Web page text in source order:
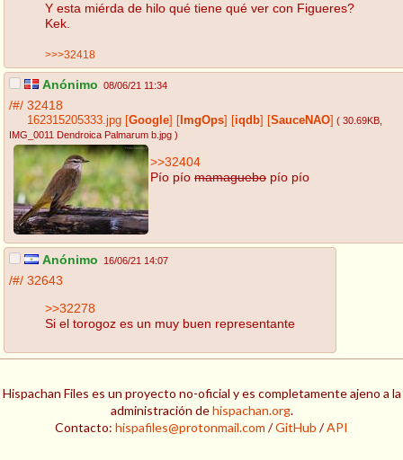
Y esta miérda de hilo qué tiene qué ver con Figueres?
Kek.
>>>32418
Anónimo 08/06/21 11:34
/#/ 32418
162315205333.jpg Google ImgOps iqdb SauceNAO ( 30.69KB,
IMG_0011 Dendroica Palmarum b.jpg )
>>32404
Pío pío mamaguebo pío pío
Anónimo 16/06/21 14:07
/#/ 32643
>>32278
Si el torogoz es un muy buen representante
Hispachan Files es un proyecto no-oficial y es completamente ajeno a la
administración dehispachan.org.
Contacto: hispafiles@protonmail.com /GitHub /API